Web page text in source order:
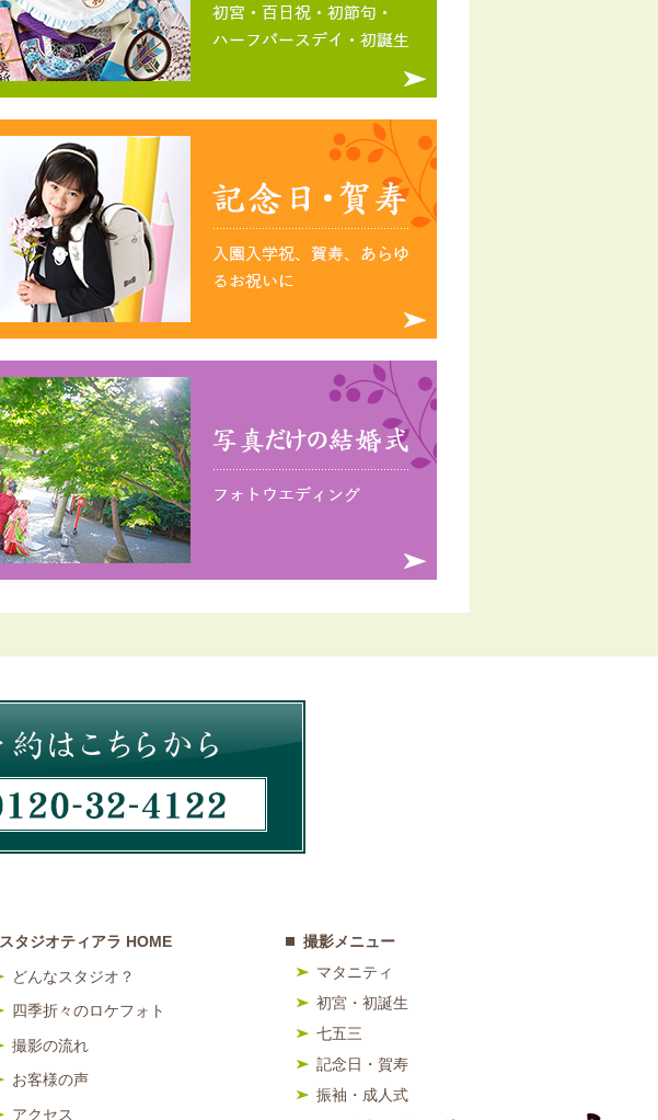
スタジオティアラ HOME
どんなスタジオ？
四季折々のロケフォト
撮影の流れ
お客様の声
アクセス
撮影メニュー
マタニティ
初宮・初誕生
七五三
記念日・賀寿
振袖・成人式